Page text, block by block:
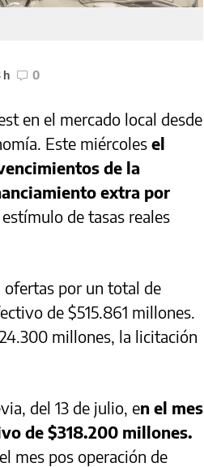
h 0
en el mercado local desde
Este miércolesel
de la
extra por
de tasas reales
ofertas por un total de
de $515.861 millones.
millones, la licitación
del 13 de julio, en el mes
de $318.200 millones.
mes pos operación de